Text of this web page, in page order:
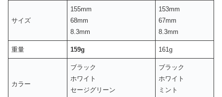
サイズ
155mm
68mm
8.3mm
153mm
67mm
8.3mm
重量 159g 161g
カラー
ブラック
ホワイト
セージグリーン
ブラック
ホワイト
ミント